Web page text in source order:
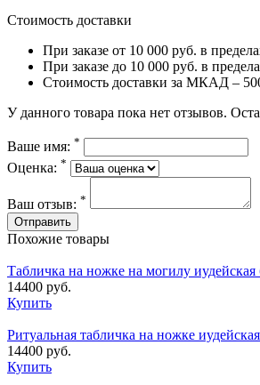
Стоимость доставки
При заказе от 10 000 руб. в
При заказе до 10 000 руб. в
Стоимость доставки за МКАД –
У данного товара пока нет отзывов.
Ваше имя: *
Оценка: *
Ваш отзыв: *
Похожие товары
Табличка на ножке на могилу иудейская
14400 руб.
Купить
Ритуальная табличка на ножке
14400 руб.
Купить